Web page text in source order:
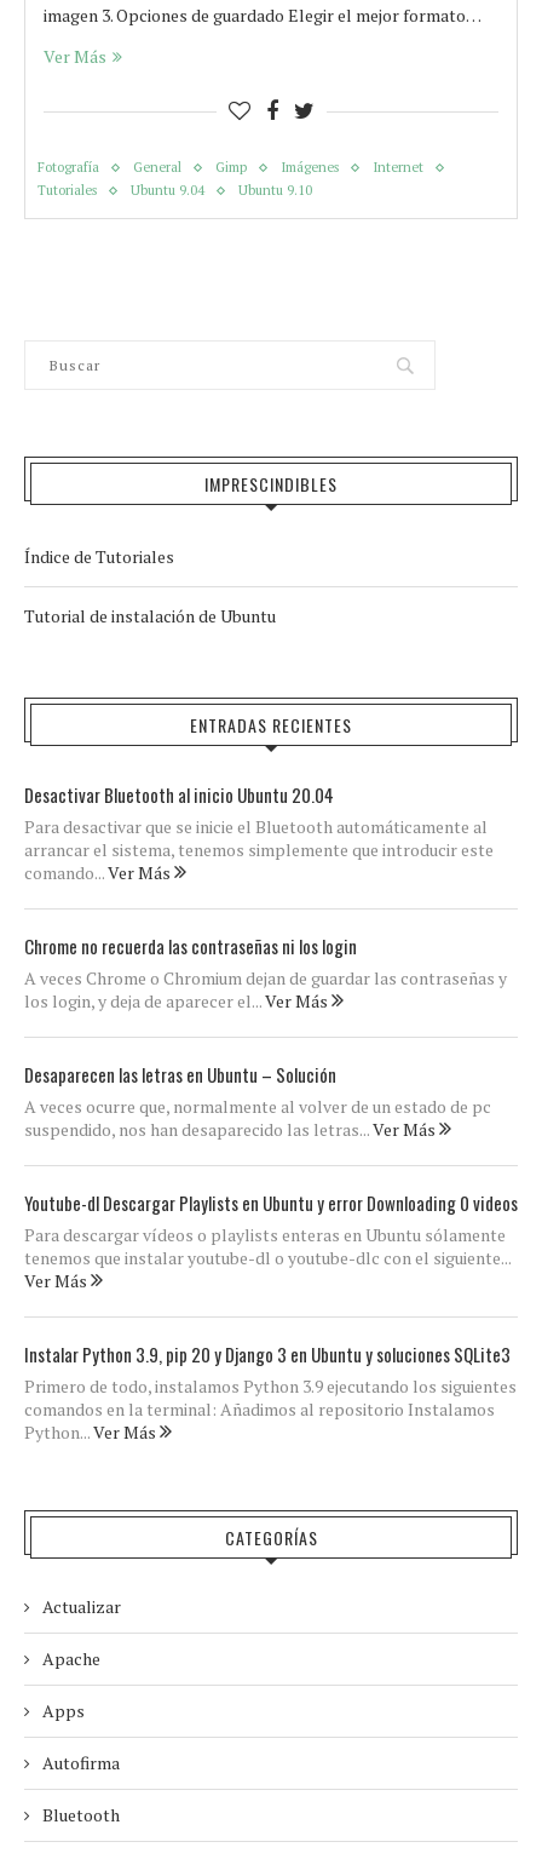
imagen 3. Opciones de guardado Elegir el mejor formato…
Ver Más
Fotografía General Gimp Imágenes
Internet
Tutoriales
Ubuntu 9.04 Ubuntu 9.10
IMPRESCINDIBLES
Índice de Tutoriales
Tutorial de instalación de Ubuntu
ENTRADAS RECIENTES
Desactivar Bluetooth al inicio Ubuntu 20.04
Para desactivar que se inicie el Bluetooth automáticamente al
arrancar el sistema, tenemos simplemente que introducir este
comando...Ver Más
Chrome no recuerda las contraseñas ni los login
A veces Chrome o Chromium dejan de guardar las contraseñas y
los login, y deja de aparecer el...Ver Más
Desaparecen las letras en Ubuntu – Solución
A veces ocurre que, normalmente al volver de un estado de pc
suspendido, nos han desaparecido las letras...Ver Más
Youtube-dl Descargar Playlists en Ubuntu y error Downloading 0 videos
Para descargar vídeos o playlists enteras en Ubuntu sólamente
tenemos que instalar youtube-dl o youtube-dlc con el siguiente...
Ver Más
Instalar Python 3.9, pip 20 y Django 3 en Ubuntu y soluciones SQLite3
Primero de todo, instalamos Python 3.9 ejecutando los siguientes
comandos en la terminal: Añadimos al repositorio Instalamos
Python...Ver Más
CATEGORÍAS
Actualizar
Apache
Apps
Autofirma
Bluetooth